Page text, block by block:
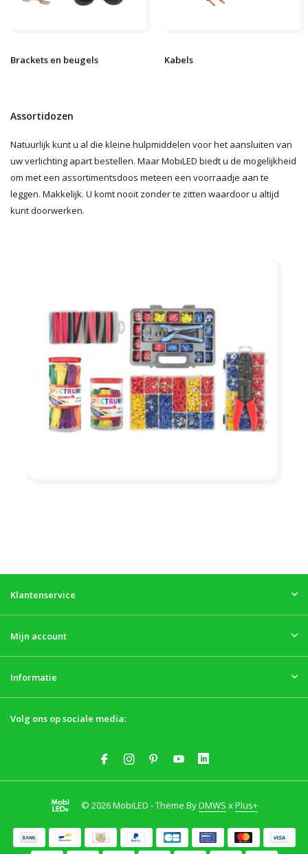
Brackets en beugels Kabels
Assortidozen
Natuurlijk kunt u al die kleine hulpmiddelen voor het aansluiten van
uw verlichting apart bestellen. Maar MobiLED biedt u de mogelijkheid
om met een assortimentsdoos meteen een voorraadje aan te
leggen. Makkelijk. U komt nooit zonder te zitten waardoor u altijd
kunt doorwerken.
Klantenservice
Mijn account
Informatie
Volg ons op sociale media:
© 2026 MobiLED - Theme ByDMWS xPlus+